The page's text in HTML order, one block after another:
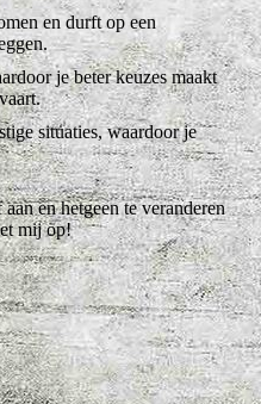
en durft op een
je beter keuzes maakt
situaties, waardoor je
en hetgeen te veranderen
mij op!